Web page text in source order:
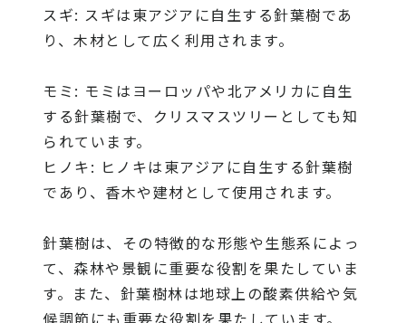
スギ: スギは東アジアに自生する針葉樹であ
り、木材として広く利用されます。
モミ: モミはヨーロッパや北アメリカに自生
する針葉樹で、クリスマスツリーとしても知
られています。
ヒノキ: ヒノキは東アジアに自生する針葉樹
であり、香木や建材として使用されます。
針葉樹は、その特徴的な形態や生態系によっ
て、森林や景観に重要な役割を果たしていま
す。また、針葉樹林は地球上の酸素供給や気
候調節にも重要な役割を果たしています。